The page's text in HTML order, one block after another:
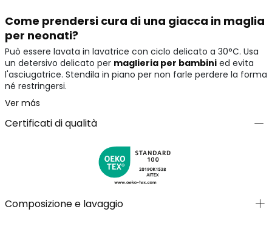
Come prendersi cura di una giacca in maglia
per neonati?
Può essere lavata in lavatrice con ciclo delicato a 30°C. Usa
un detersivo delicato per maglieria per bambinied evita
l'asciugatrice. Stendila in piano per non farle perdere la forma
né restringersi.
Ver más
Certificati di qualità
Composizione e lavaggio